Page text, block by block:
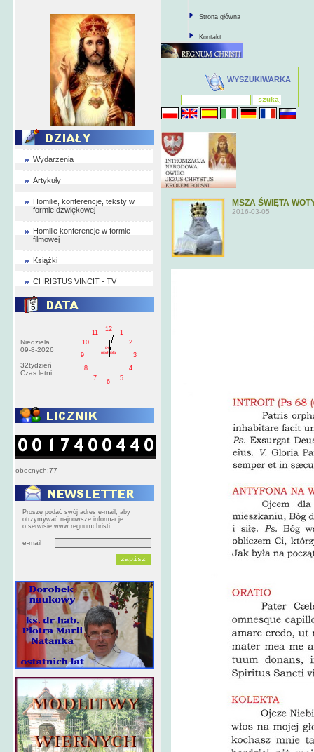
Wydarzenia
Artykuły
Homilie, konferencje, teksty w
formie dzwiękowej
Homilie konferencje w formie
filmowej
Książki
CHRISTUS VINCIT - TV
Niedziela
09-8-2026
32tydzień
Czas letni
1
2
3
4
5
6
7
8
9
10
11
12
PM
niedziela
obecnych:77
Proszę podać swój adres e-mail, aby
otrzymywać najnowsze informacje
o serwisie www.regnumchristi
e-mail
Strona główna
Kontakt
WYSZUKIWARKA
MSZA ŚWIĘTA
2016-03-05